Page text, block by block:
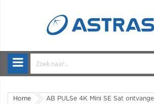
Home AB PULSe 4K Mini SE Sat